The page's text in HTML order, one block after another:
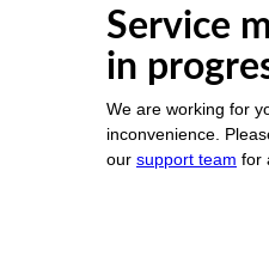
Service
in
We are working for
inconvenience.
our support team for